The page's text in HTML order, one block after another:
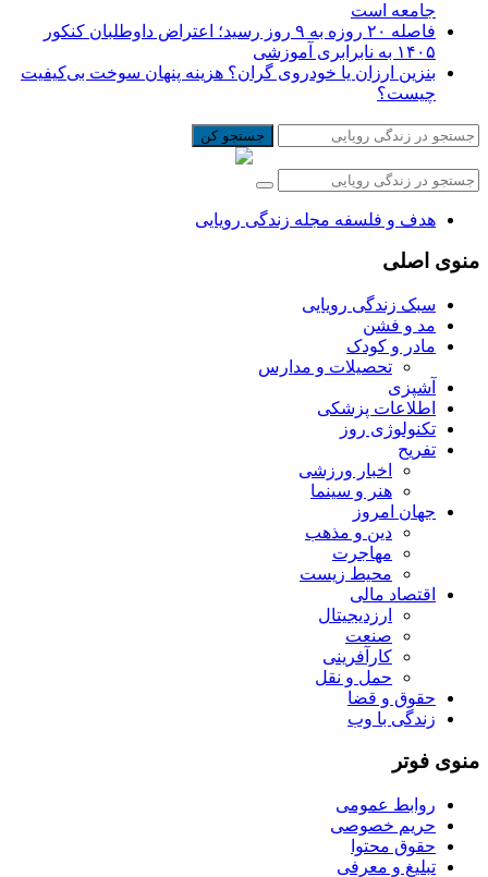
جامعه است
فاصله ۲۰ روزه به ۹ روز رسید؛ اعتراض داوطلبان کنکور
۱۴۰۵ به نابرابری آموزشی
بنزین ارزان یا خودروی گران؟ هزینه پنهان سوخت بی‌کیفیت
چیست؟
جستجو کن
هدف و فلسفه مجله زندگی رویایی
منوی اصلی
سبک زندگی رویایی
مد و فشن
مادر و کودک
تحصیلات و مدارس
آشپزی
اطلاعات پزشکی
تکنولوژی روز
تفریح
اخبار ورزشی
هنر و سینما
جهان امروز
دین و مذهب
مهاجرت
محیط زیست
اقتصاد مالی
ارزدیجیتال
صنعت
کارآفرینی
حمل و نقل
حقوق و قضا
زندگی با وب
منوی فوتر
روابط عمومی
حریم خصوصی
حقوق محتوا
تبلیغ و معرفی